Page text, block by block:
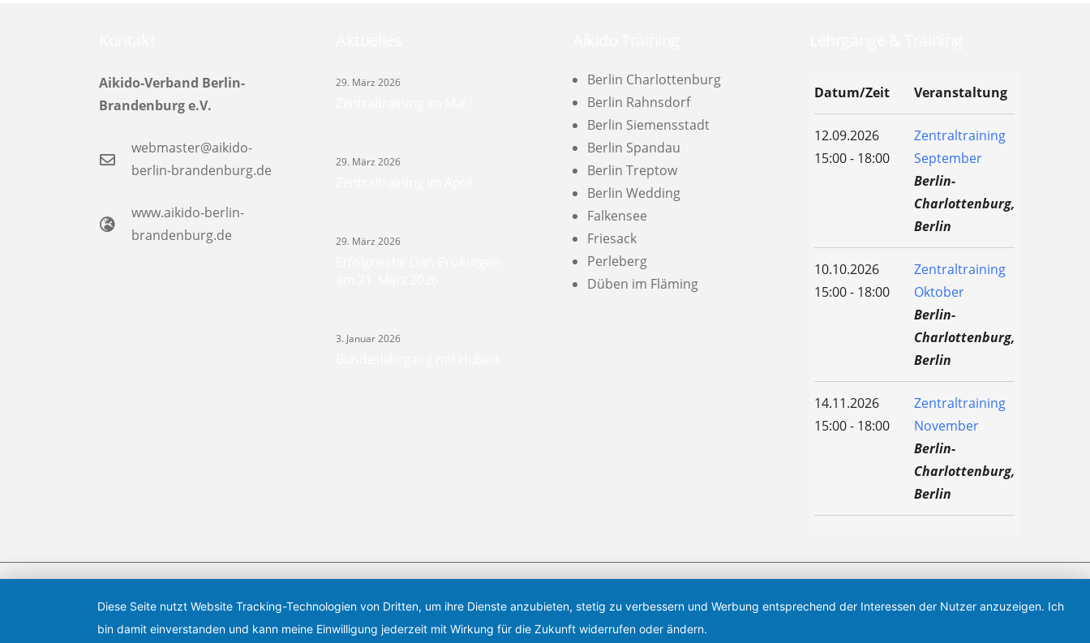
Aikido-Verband Berlin-
Brandenburg e.V.
webmaster@aikido-
berlin-brandenburg.de
www.aikido-berlin-
brandenburg.de
29. März 2026
29. März 2026
29. März 2026
3. Januar 2026
Berlin Charlottenburg
Berlin Rahnsdorf
Berlin Siemensstadt
Berlin Spandau
Berlin Treptow
Berlin Wedding
Falkensee
Friesack
Perleberg
Düben im Fläming
Datum/Zeit Veranstaltung
12.09.2026
15:00 - 18:00
Zentraltraining
September
Berlin-
Charlottenburg,
Berlin
10.10.2026
15:00 - 18:00
Zentraltraining
Oktober
Berlin-
Charlottenburg,
Berlin
14.11.2026
15:00 - 18:00
Zentraltraining
November
Berlin-
Charlottenburg,
Berlin
Aikido-Verband Berlin-Brandenburg
Im Aikido-Verband Berlin-Brandenburg e.V. sind insgesamt 12 Aikido Vereine, davon 11 Vereine aus Berlin und Brandenburg sowie 1 Verein aus Sachsen-Anhalt, verbunden.
Diese Seite nutzt Website Tracking-Technologien von Dritten, um ihre Dienste anzubieten, stetig zu verbessern und Werbung entsprechend der Interessen der Nutzer anzuzeigen. Ich
bin damit einverstanden und kann meine Einwilligung jederzeit mit Wirkung für die Zukunft widerrufen oder ändern.